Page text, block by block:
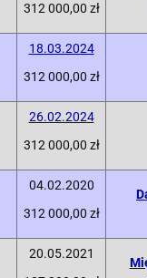
312 000,00 zł
18.03.2024
312 000,00 zł
26.02.2024
312 000,00 zł
04.02.2020
312 000,00 zł
20.05.2021